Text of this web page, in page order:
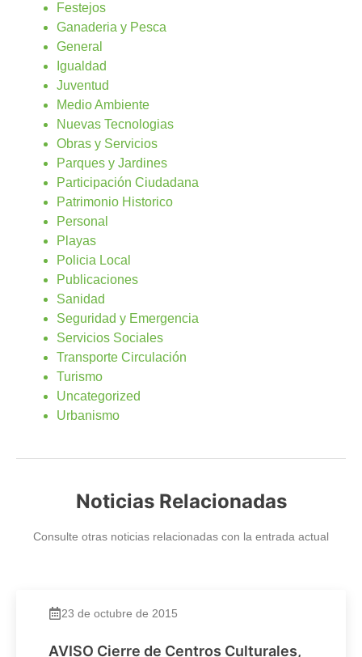
Festejos
Ganaderia y Pesca
General
Igualdad
Juventud
Medio Ambiente
Nuevas Tecnologias
Obras y Servicios
Parques y Jardines
Participación Ciudadana
Patrimonio Historico
Personal
Playas
Policia Local
Publicaciones
Sanidad
Seguridad y Emergencia
Servicios Sociales
Transporte Circulación
Turismo
Uncategorized
Urbanismo
Noticias Relacionadas
Consulte otras noticias relacionadas con la entrada actual
23 de octubre de 2015
AVISO Cierre de Centros Culturales,